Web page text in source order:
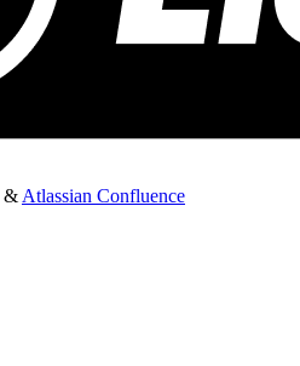
& Atlassian Confluence